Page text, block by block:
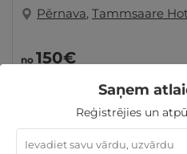
Pērnava, Tammsaare
no 150€
Atpūta Lieldienu brīvdienās
maija brīvdienās
Derīgs arī
Saņem
Reģistrējies un